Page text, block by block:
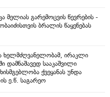
მელიას გარემოცვის წევრების -
ბრალის წაყენებას
ხელმძღვანელობამ, ირაკლი
დამნაშავედ სააკაშვილი
ქვეყანას უნდა
ე.წ. საგარეო